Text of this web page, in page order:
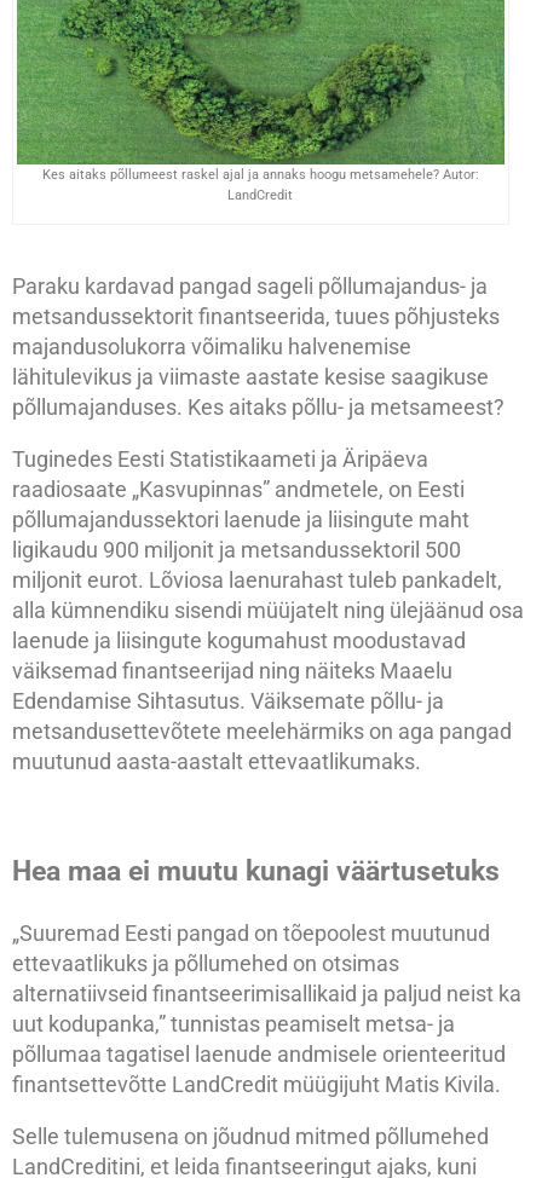
Kes aitaks põllumeest raskel ajal ja annaks hoogu metsamehele? Autor:
LandCredit
Paraku kardavad pangad sageli põllumajandus- ja
metsandussektorit finantseerida, tuues põhjusteks
majandusolukorra võimaliku halvenemise
lähitulevikus ja viimaste aastate kesise saagikuse
põllumajanduses. Kes aitaks põllu- ja metsameest?
Tuginedes Eesti Statistikaameti ja Äripäeva
raadiosaate „Kasvupinnas” andmetele, on Eesti
põllumajandussektori laenude ja liisingute maht
ligikaudu 900 miljonit ja metsandussektoril 500
miljonit eurot. Lõviosa laenurahast tuleb pankadelt,
alla kümnendiku sisendi müüjatelt ning ülejäänud osa
laenude ja liisingute kogumahust moodustavad
väiksemad finantseerijad ning näiteks Maaelu
Edendamise Sihtasutus. Väiksemate põllu- ja
metsandusettevõtete meelehärmiks on aga pangad
muutunud aasta-aastalt ettevaatlikumaks.
Hea maa ei muutu kunagi väärtusetuks
„Suuremad Eesti pangad on tõepoolest muutunud
ettevaatlikuks ja põllumehed on otsimas
alternatiivseid finantseerimisallikaid ja paljud neist ka
uut kodupanka,” tunnistas peamiselt metsa- ja
põllumaa tagatisel laenude andmisele orienteeritud
finantsettevõtte LandCredit müügijuht Matis Kivila.
Selle tulemusena on jõudnud mitmed põllumehed
LandCreditini, et leida finantseeringut ajaks, kuni